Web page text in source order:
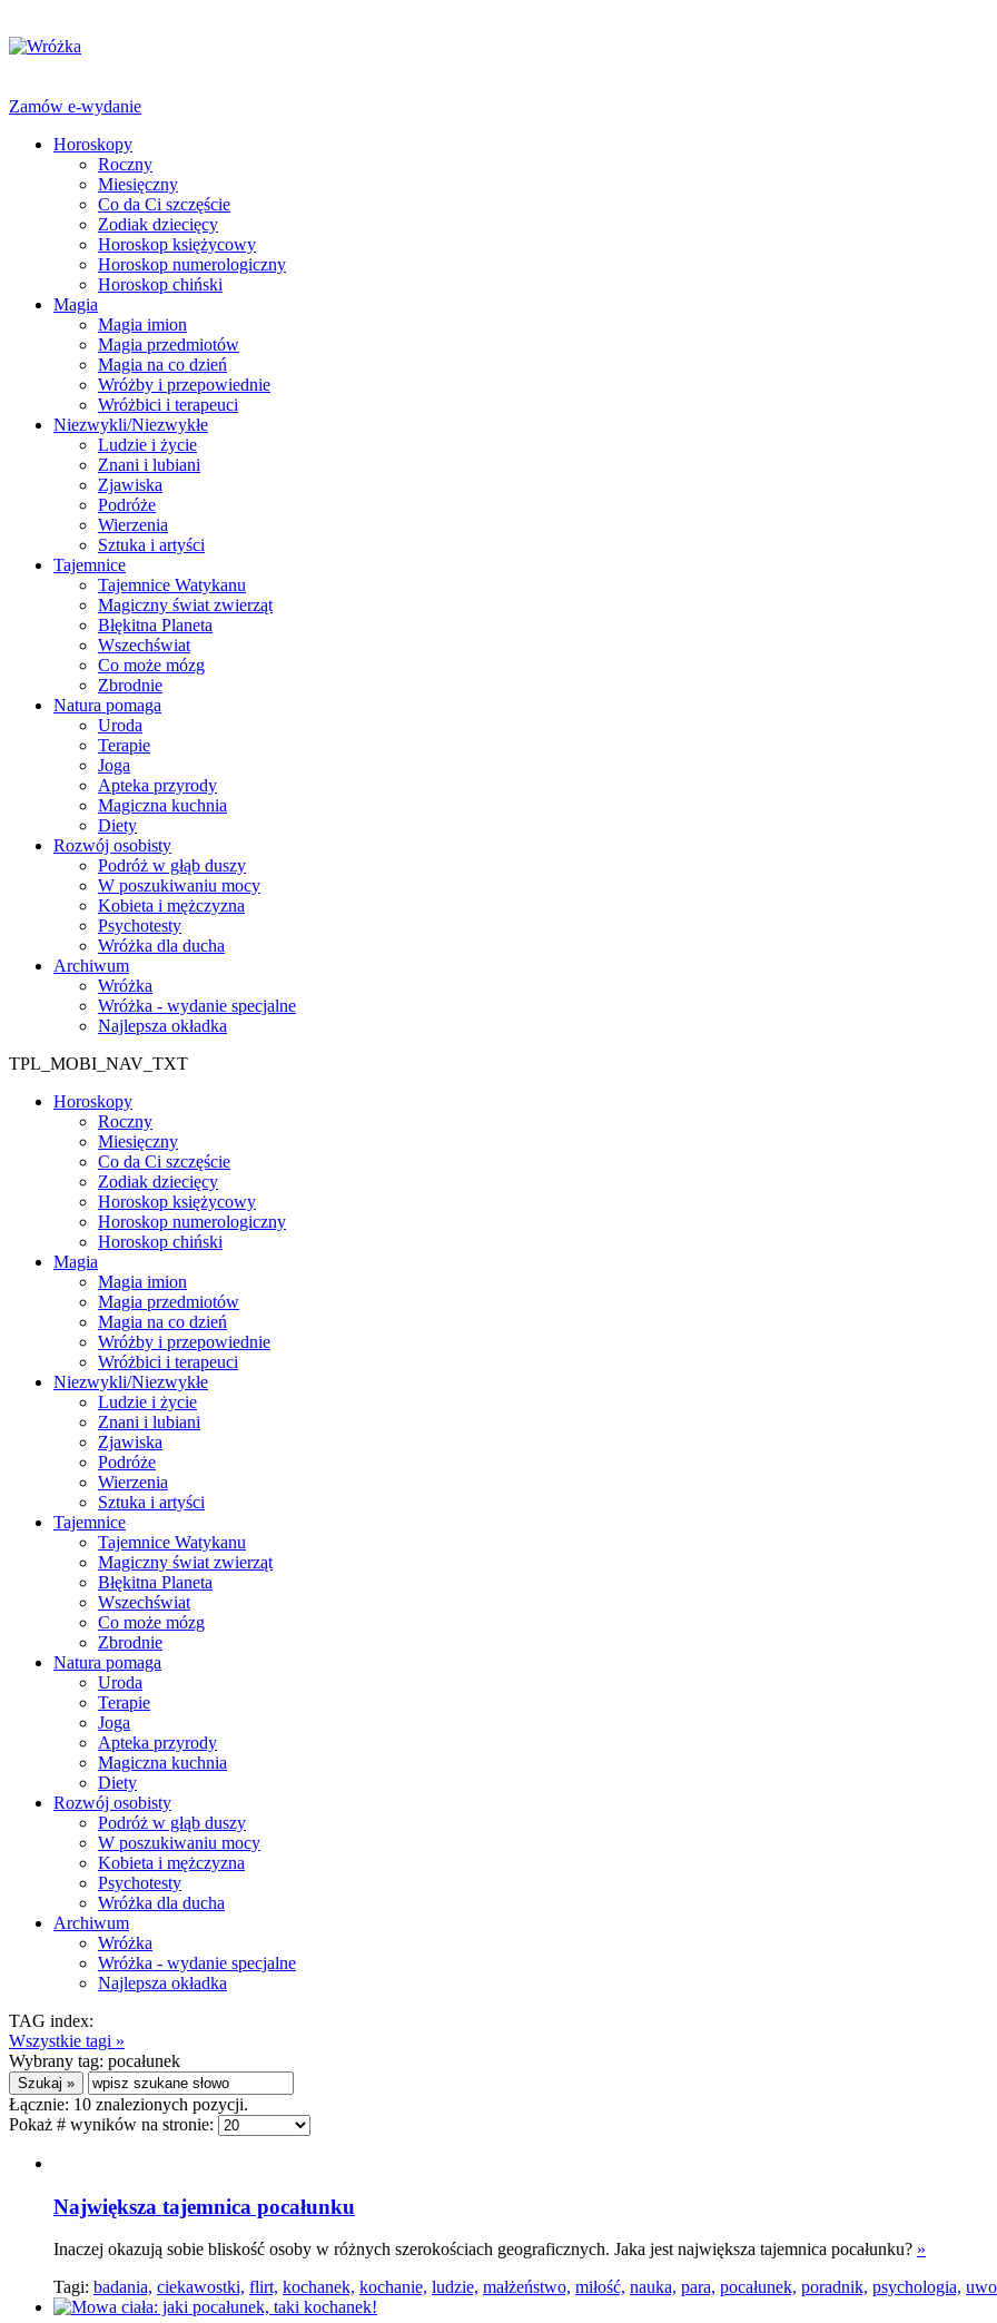
Zamów e-wydanie
Horoskopy
Roczny
Miesięczny
Co da Ci szczęście
Zodiak dziecięcy
Horoskop księżycowy
Horoskop numerologiczny
Horoskop chiński
Magia
Magia imion
Magia przedmiotów
Magia na co dzień
Wróżby i przepowiednie
Wróżbici i terapeuci
Niezwykli/Niezwykłe
Ludzie i życie
Znani i lubiani
Zjawiska
Podróże
Wierzenia
Sztuka i artyści
Tajemnice
Tajemnice Watykanu
Magiczny świat zwierząt
Błękitna Planeta
Wszechświat
Co może mózg
Zbrodnie
Natura pomaga
Uroda
Terapie
Joga
Apteka przyrody
Magiczna kuchnia
Diety
Rozwój osobisty
Podróż w głąb duszy
W poszukiwaniu mocy
Kobieta i mężczyzna
Psychotesty
Wróżka dla ducha
Archiwum
Wróżka
Wróżka - wydanie specjalne
Najlepsza okładka
TPL_MOBI_NAV_TXT
Horoskopy
Roczny
Miesięczny
Co da Ci szczęście
Zodiak dziecięcy
Horoskop księżycowy
Horoskop numerologiczny
Horoskop chiński
Magia
Magia imion
Magia przedmiotów
Magia na co dzień
Wróżby i przepowiednie
Wróżbici i terapeuci
Niezwykli/Niezwykłe
Ludzie i życie
Znani i lubiani
Zjawiska
Podróże
Wierzenia
Sztuka i artyści
Tajemnice
Tajemnice Watykanu
Magiczny świat zwierząt
Błękitna Planeta
Wszechświat
Co może mózg
Zbrodnie
Natura pomaga
Uroda
Terapie
Joga
Apteka przyrody
Magiczna kuchnia
Diety
Rozwój osobisty
Podróż w głąb duszy
W poszukiwaniu mocy
Kobieta i mężczyzna
Psychotesty
Wróżka dla ducha
Archiwum
Wróżka
Wróżka - wydanie specjalne
Najlepsza okładka
TAG index:
Wszystkie tagi »
Wybrany tag: pocałunek
Łącznie: 10 znalezionych pozycji.
Pokaż # wyników na stronie:
Największa tajemnica pocałunku
Inaczej okazują sobie bliskość osoby w różnych szerokościach geograficznych. Jaka jest największa tajemnica pocałunku? »
Tagi: badania, ciekawostki, flirt, kochanek, kochanie, ludzie, małżeństwo, miłość, nauka, para, pocałunek, poradnik, psychologia,